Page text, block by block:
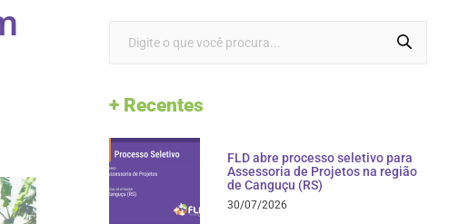
+ Recentes
FLD abre processo seletivo para
Assessoria de Projetos na região
de Canguçu (RS)
30/07/2026